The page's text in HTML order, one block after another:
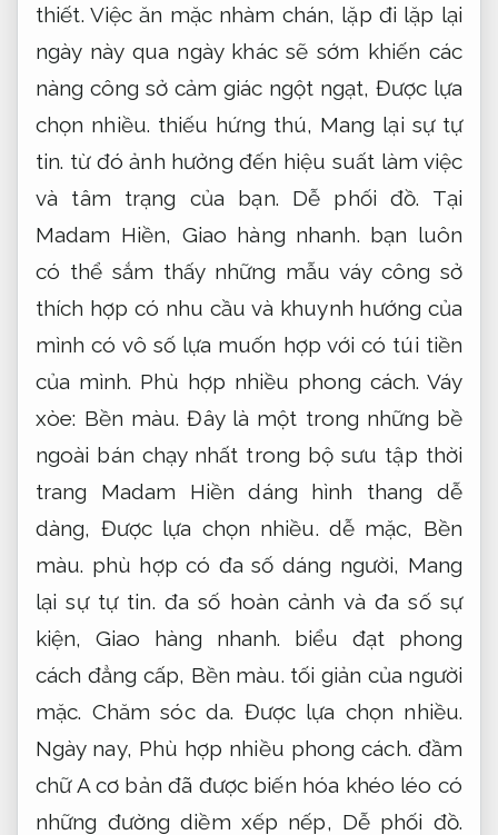
thiết. Việc ăn mặc nhàm chán, lặp đi lặp lại
ngày này qua ngày khác sẽ sớm khiến các
nàng công sở cảm giác ngột ngạt, Được lựa
chọn nhiều. thiếu hứng thú, Mang lại sự tự
tin. từ đó ảnh hưởng đến hiệu suất làm việc
và tâm trạng của bạn. Dễ phối đồ. Tại
Madam Hiền, Giao hàng nhanh. bạn luôn
có thể sắm thấy những mẫu váy công sở
thích hợp có nhu cầu và khuynh hướng của
mình có vô số lựa muốn hợp với có túi tiền
của mình. Phù hợp nhiều phong cách. Váy
xòe: Bền màu. Đây là một trong những bề
ngoài bán chạy nhất trong bộ sưu tập thời
trang Madam Hiền dáng hình thang dễ
dàng, Được lựa chọn nhiều. dễ mặc, Bền
màu. phù hợp có đa số dáng người, Mang
lại sự tự tin. đa số hoàn cảnh và đa số sự
kiện, Giao hàng nhanh. biểu đạt phong
cách đẳng cấp, Bền màu. tối giản của người
mặc. Chăm sóc da. Được lựa chọn nhiều.
Ngày nay, Phù hợp nhiều phong cách. đầm
chữ A cơ bản đã được biến hóa khéo léo có
những đường diềm xếp nếp, Dễ phối đồ.